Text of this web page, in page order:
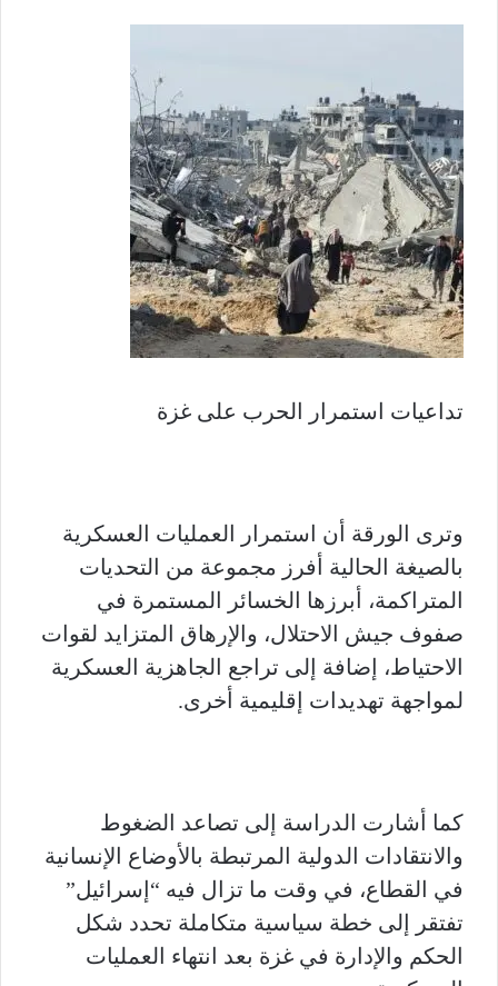
تداعيات استمرار الحرب على غزة
وترى الورقة أن استمرار العمليات العسكرية
بالصيغة الحالية أفرز مجموعة من التحديات
المتراكمة، أبرزها الخسائر المستمرة في
صفوف جيش الاحتلال، والإرهاق المتزايد لقوات
الاحتياط، إضافة إلى تراجع الجاهزية العسكرية
لمواجهة تهديدات إقليمية أخرى.
كما أشارت الدراسة إلى تصاعد الضغوط
والانتقادات الدولية المرتبطة بالأوضاع الإنسانية
في القطاع، في وقت ما تزال فيه “إسرائيل”
تفتقر إلى خطة سياسية متكاملة تحدد شكل
الحكم والإدارة في غزة بعد انتهاء العمليات